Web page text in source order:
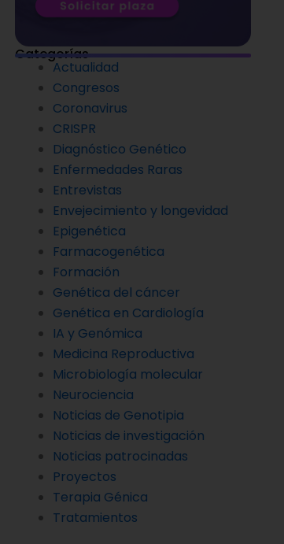
Categorías
Actualidad
Congresos
Coronavirus
CRISPR
Diagnóstico Genético
Enfermedades Raras
Entrevistas
Envejecimiento y longevidad
Epigenética
Farmacogenética
Formación
Genética del cáncer
Genética en Cardiología
IA y Genómica
Medicina Reproductiva
Microbiología molecular
Neurociencia
Noticias de Genotipia
Noticias de investigación
Noticias patrocinadas
Proyectos
Terapia Génica
Tratamientos